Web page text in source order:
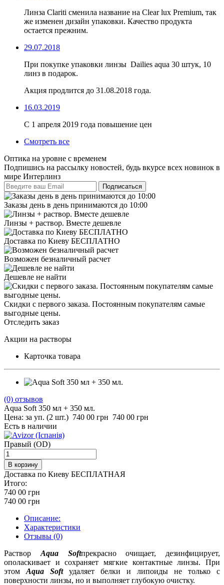
Линза Clariti сменила название на Clear lux Premium, так
же изменен дизайн упаковки. Качество продукта
остается прежним.
29.07.2018
При покупке упаковки линзы Dailies aqua 30 штук, 10
линз в подарок.
Акция продлится до 31.08.2018 года.
16.03.2019
С 1 апреля 2019 года повышение цен
Смотреть все
Оптика на уровне с временем
Подпишись на рассылку новостей, будь вкурсе всех новинок в
мире Интерлинз
Заказы день в день принимаются до 10:00
Линзы + раствор. Вместе дешевле
Доставка по Киеву БЕСПЛАТНО
Возможен безналичный расчет
Дешевле не найти
Скидки с первого заказа. Постоянным покупателям самые
выгодные цены.
Отследить заказ
Акции на растворы
Карточка товара
(0) отзывов
Aqua Soft 350 мл + 350 мл.
Цена: за уп. (2 шт.) 740 00 грн 740 00 грн
Есть в наличии
Правый (OD)
Доставка по Киеву БЕСПЛАТНАЯ
Итого:
740 00 грн
740 00 грн
Описание:
Характеристики
Отзывы (0)
Раствор Aqua Softпрекрасно очищает, дезинфицирует,
ополаскивает и сохраняет мягкие контактные линзы. При
этом Aqua Softудаляет белки и липоиды не только с
поверхности линзы, но и выполняет глубокую очистку.